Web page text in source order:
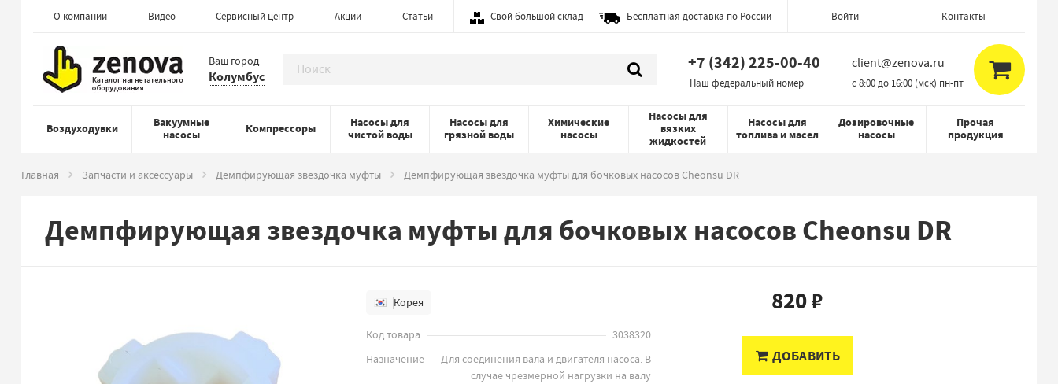
О компании Видео Сервисный центр Акции Статьи Свой большой склад Бесплатная доставка по России Войти Контакты
Ваш город
Колумбус
+7 (342) 225-00-40
Наш федеральный номер
client@zenova.ru
c 8:00 до 16:00 (мск) пн-пт
Воздуходувки
Вакуумные
насосы
Компрессоры
Насосы для
чистой воды
Насосы для
грязной воды
Химические
насосы
Насосы для
вязких
жидкостей
Насосы для
топлива и масел
Дозировочные
насосы
Прочая
продукция
Главная Запчасти и аксессуары Демпфирующая звездочка муфты Демпфирующая звездочка муфты для бочковых насосов Cheonsu DR
Демпфирующая звездочка муфты для бочковых насосов Cheonsu DR
Корея
Код товара
3038320
Назначение
Для соединения вала и двигателя насоса. В
случае чрезмерной нагрузки на валу
820 ₽
ДОБАВИТЬ